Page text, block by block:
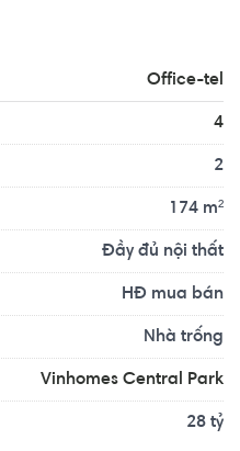
ích về y tế, giáo dục và
Office-tel
4
2
174 m²
Đầy đủ nội thất
HĐ mua bán
Nhà trống
Vinhomes Central Park
28 tỷ